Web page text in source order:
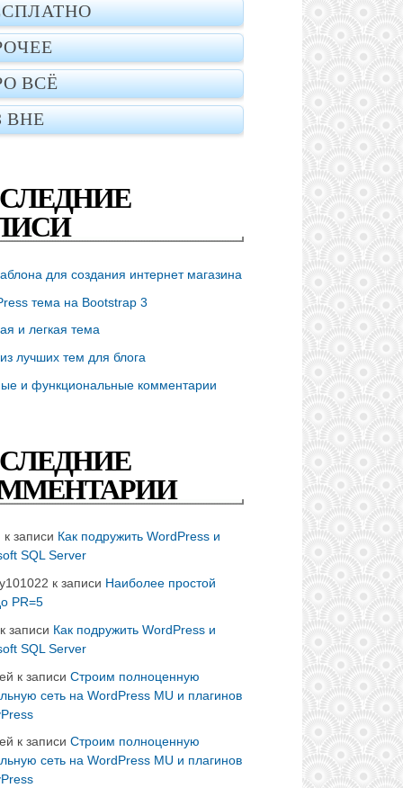
ВСЁ
ВНЕ
для создания интернет магазина
тема на Bootstrap 3
и легкая тема
лучших тем для блога
и функциональные комментарии
к записи Как подружить WordPress и
SQL Server
к записи Наиболее простой
PR=5
записи Как подружить WordPress и
SQL Server
к записи Строим полноценную
сеть на WordPress MU и плагинов
к записи Строим полноценную
сеть на WordPress MU и плагинов